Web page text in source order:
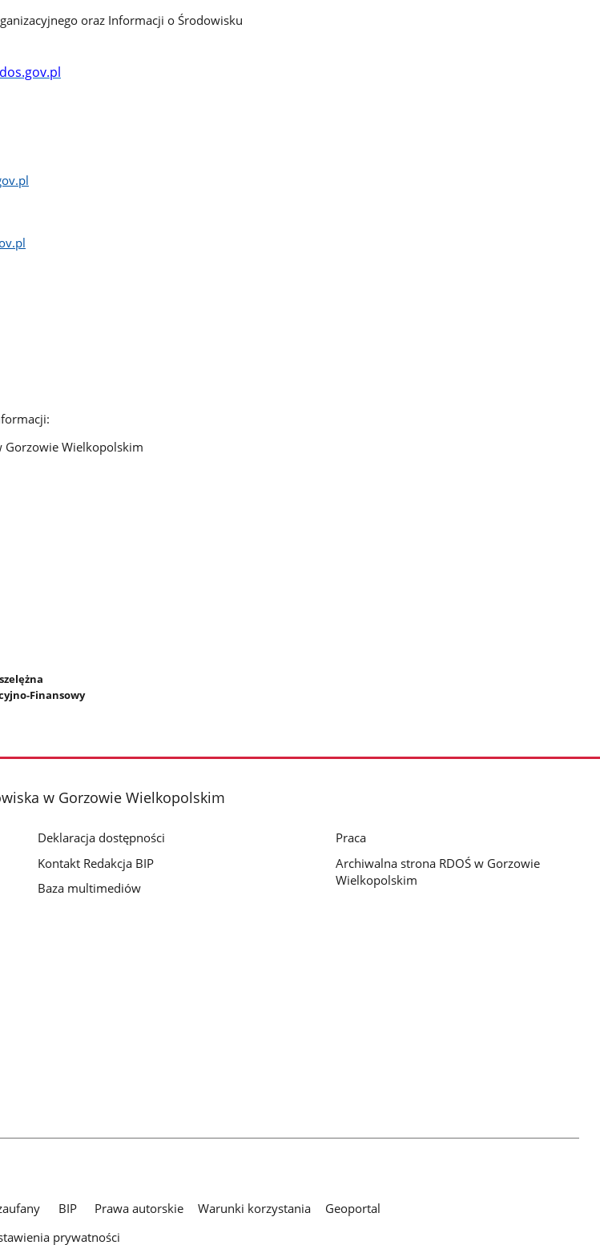
oraz Informacji o Środowisku
Gorzowie Wielkopolskim
Finansowy
w Gorzowie Wielkopolskim
Deklaracja dostępności
Kontakt Redakcja BIP
Baza multimediów
Praca
Archiwalna strona RDOŚ w Gorzowie
Wielkopolskim
BIP Prawa autorskie Warunki korzystania
Geoportal
prywatności